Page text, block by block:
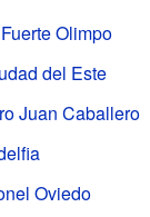
Fuerte Olimpo
del Este
Juan Caballero
Oviedo